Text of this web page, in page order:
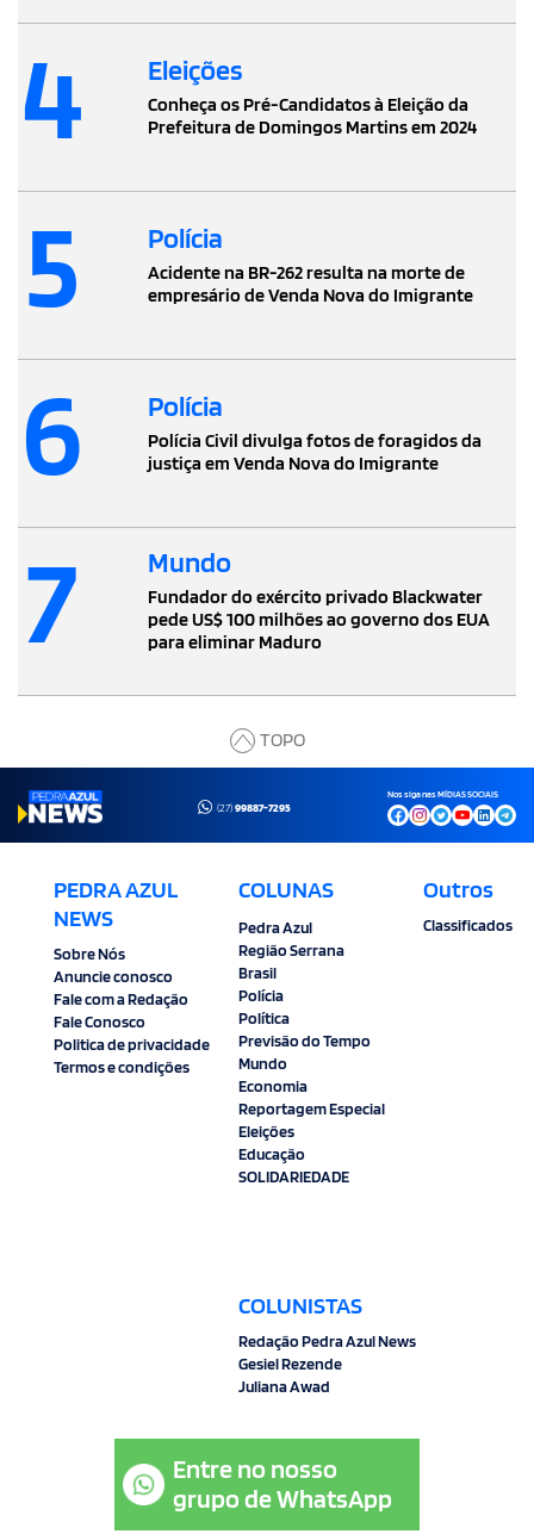
4 Eleições
Conheça os Pré-Candidatos à Eleição da
Prefeitura de Domingos Martins em 2024
5 Polícia
Acidente na BR-262 resulta na morte de
empresário de Venda Nova do Imigrante
6 Polícia
Polícia Civil divulga fotos de foragidos da
justiça em Venda Nova do Imigrante
7 Mundo
Fundador do exército privado Blackwater
pede US$ 100 milhões ao governo dos EUA
para eliminar Maduro
TOPO
(27)99887-7295
Nos siga nas MÍDIAS SOCIAIS
PEDRA AZUL
NEWS
Sobre Nós
Anuncie conosco
Fale com a Redação
Fale Conosco
Politica de privacidade
Termos e condições
COLUNAS
Pedra Azul
Região Serrana
Brasil
Polícia
Política
Previsão do Tempo
Mundo
Economia
Reportagem Especial
Eleições
Educação
SOLIDARIEDADE
COLUNISTAS
Redação Pedra Azul News
Gesiel Rezende
Juliana Awad
Outros
Classificados
Entre no nosso
grupo de WhatsApp